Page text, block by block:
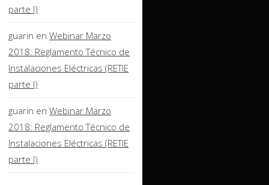
parte I)
guarin enWebinar Marzo
2018: Reglamento Técnico de
Instalaciones Eléctricas (RETIE
parte I)
guarin enWebinar Marzo
2018: Reglamento Técnico de
Instalaciones Eléctricas (RETIE
parte I)